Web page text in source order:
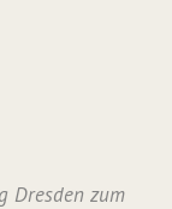
Dresden zum